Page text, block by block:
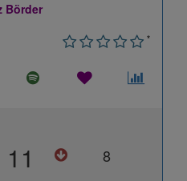
Börder
*
11 8